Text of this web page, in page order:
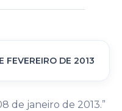
FEVEREIRO DE 2013
de janeiro de 2013.”